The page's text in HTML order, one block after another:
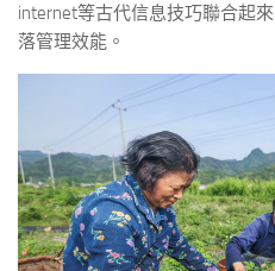
internet等古代信息技巧聯合起
落管理效能。